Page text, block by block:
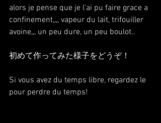
alors je pense que je l'ai pu faire grace a
confinement,,,, vapeur du lait, trifouiller
avoine,,, un peu dure, un peu boulot..
初めて作ってみた様子をどうぞ！
Si vous avez du temps libre, regardez le
pour perdre du temps!